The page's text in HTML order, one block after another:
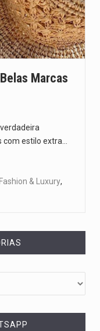
Segundo as autoridades canadianas, mais de 200 incêndios florestais continuam…
De acordo com as autoridades de saúde da Faixa de…
Marcas
com estilo extra…
Fashion & Luxury,